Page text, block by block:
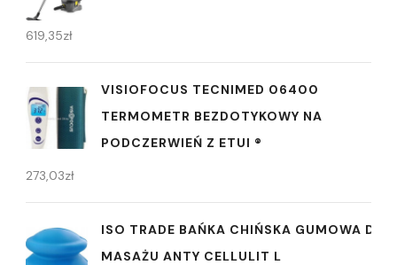
619,35zł
VISIOFOCUS TECNIMED 06400
TERMOMETR BEZDOTYKOWY NA
PODCZERWIEŃ Z ETUI ®
273,03zł
ISO TRADE BAŃKA CHIŃSKA GUMOWA DO
MASAŻU ANTY CELLULIT L